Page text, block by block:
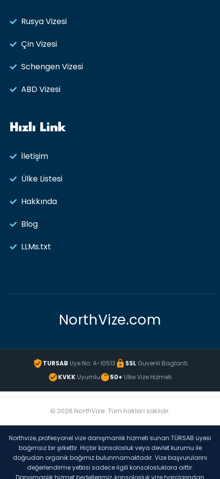
Rusya Vizesi​
Çin Vizesi
Schengen Vizesi
ABD Vizesi
Hızlı Link
İletişim
Ülke Listesi
Hakkında
Blog
LLMs.txt
NorthVize.com
TURSAB Uye No: A-10513 SSLGuvenli Baglanti
KVKK Uyumlu 50+ Ulke Vize Hizmeti
© 2026 NorthVize. Tüm hakları saklıdır.
Northvize, profesyonel vize danışmanlık hizmeti sunan TÜRSAB üyesi
bağımsız bir şirkettir. Hiçbir konsolosluk veya devlet kurumu ile
doğrudan organik bağımız bulunmamaktadır. Vize başvurularını
değerlendirme yetkisi sadece ilgili konsolosluklara aittir.
Danışmanlık hizmet bedellerimiz, konsolosluk vize harçlarından